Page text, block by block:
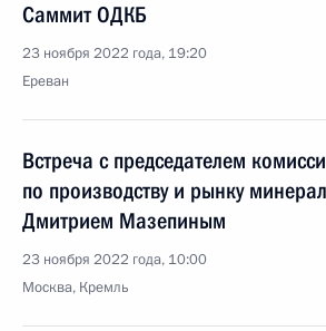
Саммит ОДКБ
23 ноября 2022 года, 19:20
Ереван
Встреча с председателем
по производству и рынку
Дмитрием Мазепиным
23 ноября 2022 года, 10:00
Москва, Кремль